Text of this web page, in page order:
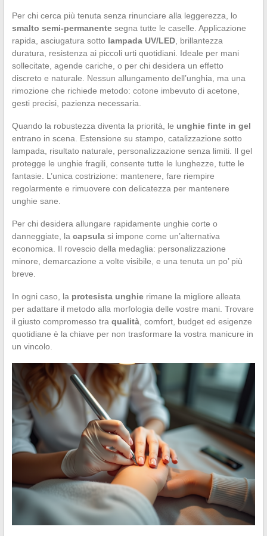
Per chi cerca più tenuta senza rinunciare alla leggerezza, lo
smalto semi-permanentesegna tutte le caselle. Applicazione
rapida, asciugatura sotto lampada UV/LED, brillantezza
duratura, resistenza ai piccoli urti quotidiani. Ideale per mani
sollecitate, agende cariche, o per chi desidera un effetto
discreto e naturale. Nessun allungamento dell’unghia, ma una
rimozione che richiede metodo: cotone imbevuto di acetone,
gesti precisi, pazienza necessaria.
Quando la robustezza diventa la priorità, le unghie finte in gel
entrano in scena. Estensione su stampo, catalizzazione sotto
lampada, risultato naturale, personalizzazione senza limiti. Il gel
protegge le unghie fragili, consente tutte le lunghezze, tutte le
fantasie. L’unica costrizione: mantenere, fare riempire
regolarmente e rimuovere con delicatezza per mantenere
unghie sane.
Per chi desidera allungare rapidamente unghie corte o
danneggiate, la capsulasi impone come un’alternativa
economica. Il rovescio della medaglia: personalizzazione
minore, demarcazione a volte visibile, e una tenuta un po’ più
breve.
In ogni caso, la protesista unghierimane la migliore alleata
per adattare il metodo alla morfologia delle vostre mani. Trovare
il giusto compromesso tra qualità, comfort, budget ed esigenze
quotidiane è la chiave per non trasformare la vostra manicure in
un vincolo.